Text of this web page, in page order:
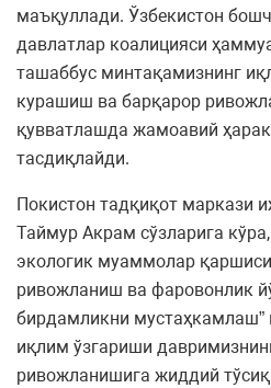
маъқуллади. Ўзбекистон
давлатлар коалицияси
ташаббус минтақамизнинг
курашиш ва барқарор
қувватлашда жамоавий
тасдиқлайди.
Покистон тадқиқот маркази
Таймур Aкрам сўзларига
экологик муаммолар
ривожланиш ва фаровонлик
бирдамликни
иқлим ўзгариши
ривожланишига жиддий